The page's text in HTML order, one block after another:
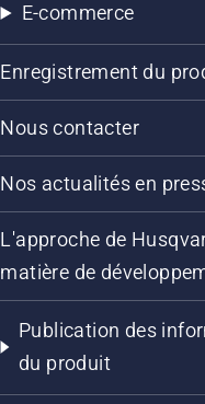
E-commerce
Enregistrement du
Nous contacter
Nos actualités en
L'approche de
matière de
Publication des
du produit